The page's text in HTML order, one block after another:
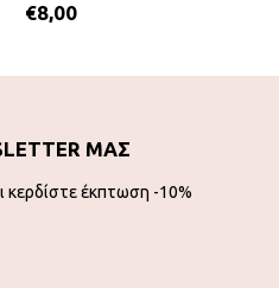
€8,00
ΜΑΣ
έκπτωση -10%